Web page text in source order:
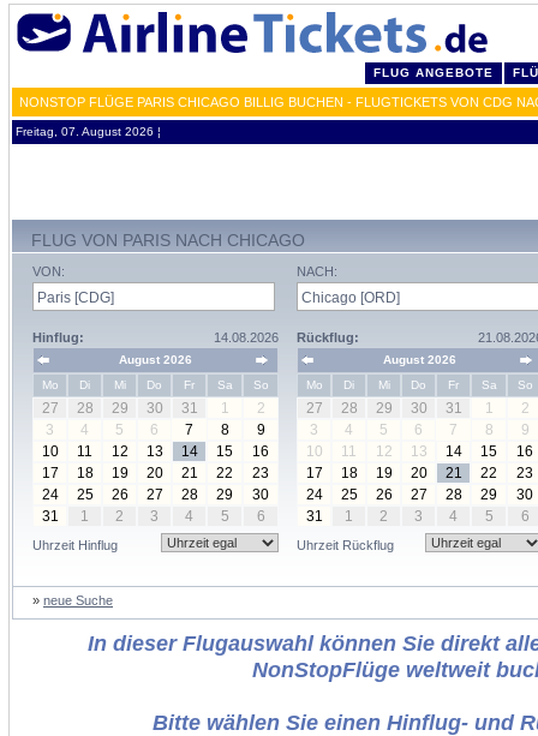
FLUG ANGEBOTE
NONSTOP FLÜGE PARIS CHICAGO BILLIG BUCHEN - FLUGTICKETS VON CDG
Freitag, 07. August 2026 ¦
FLUG VON PARIS NACH CHICAGO
VON:
Hinflug: 14.08.2026
August 2026
Mo
Di Mi Do Fr Sa So
27 28 29 30 31 1
2
3
4 5 6 7 8
9
10
11 12 13 14 15
16
17
18 19 20 21 22
23
24
25 26 27 28 29
30
31
1 2 3 4 5 6
Uhrzeit Hinflug
NACH:
Rückflug:
August 2026
Mo
Di Mi Do Fr Sa So
27 28 29 30 31 1
2
3
4 5 6 7 8
9
10
11 12 13 14 15
16
17
18 19 20 21 22
23
24
25 26 27 28 29
30
31
1 2 3 4 5 6
Uhrzeit Rückflug
» neue Suche
In dieser Flugauswahl können Sie direkt
NonStopFlüge weltweit
Bitte wählen Sie einen Hinflug- und